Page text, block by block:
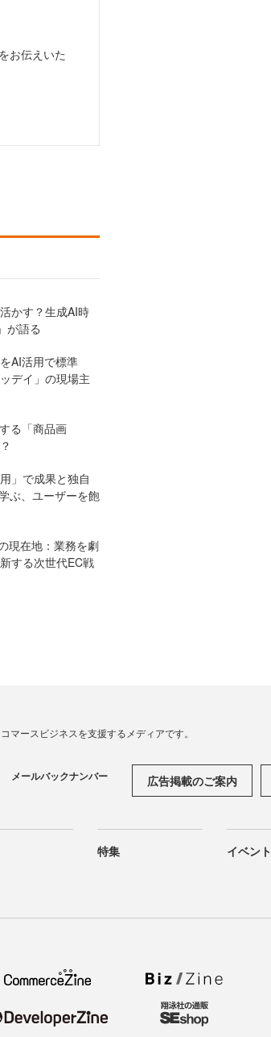
お伝えいた
かす？生成AI時
が語る
AI活用で標準
デイ」の現場主
る「商品画
」で成果と独自
ぶ、ユーザーを飽
現在地：業務を劇
する次世代EC戦
ースビジネスを支援するメディアです。
メールバックナンバー 広告掲載のご案内
特集 イベント